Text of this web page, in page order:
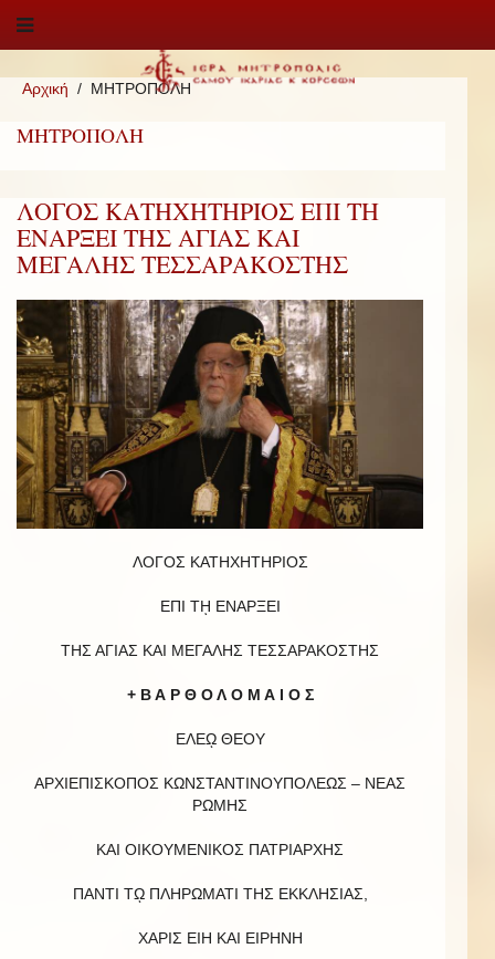
Αρχική ΜΗΤΡΟΠΟΛΗ
ΜΗΤΡΟΠΟΛΗ
ΛΟΓΟΣ ΚΑΤΗΧΗΤΗΡΙΟΣ ΕΠΙ ΤΗ
ΕΝΑΡΞΕΙ ΤΗΣ ΑΓΙΑΣ ΚΑΙ
ΜΕΓΑΛΗΣ ΤΕΣΣΑΡΑΚΟΣΤΗΣ
ΛΟΓΟΣ ΚΑΤΗΧΗΤΗΡΙΟΣ
ΕΠΙ Τῌ ΕΝΑΡΞΕΙ
ΤΗΣ ΑΓΙΑΣ ΚΑΙ ΜΕΓΑΛΗΣ ΤΕΣΣΑΡΑΚΟΣΤΗΣ
+ Β Α Ρ Θ Ο Λ Ο Μ Α Ι Ο Σ
ΕΛΕῼ ΘΕΟΥ
ΑΡΧΙΕΠΙΣΚΟΠΟΣ ΚΩΝΣΤΑΝΤΙΝΟΥΠΟΛΕΩΣ – ΝΕΑΣ
ΡΩΜΗΣ
ΚΑΙ ΟΙΚΟΥΜΕΝΙΚΟΣ ΠΑΤΡΙΑΡΧΗΣ
ΠΑΝΤΙ Τῼ ΠΛΗΡΩΜΑΤΙ ΤΗΣ ΕΚΚΛΗΣΙΑΣ,
ΧΑΡΙΣ ΕΙΗ ΚΑΙ ΕΙΡΗΝΗ